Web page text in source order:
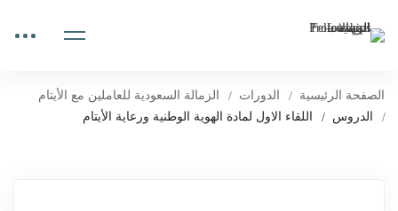
الصفحة الرئيسية الدورات
الزمالة السعودية للعاملين مع الأيتام
الدروس
اللقاء الاول لمادة الهوية الوطنية ورعاية الأيتام